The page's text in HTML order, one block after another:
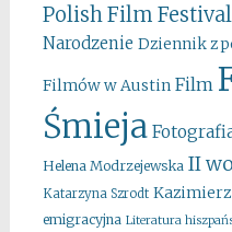
Polish Film Festival
Narodzenie Dziennik z
Filmów w Austin Film
Śmieja
Helena Modrzejewska II
Katarzyna Szrodt
emigracyjna Literatura